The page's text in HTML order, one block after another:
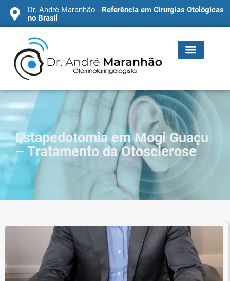
Dr. André Maranhão - Referência em Cirurgias Otológicas
no Brasil
Estapedotomia em Mogi Guaçu
– Tratamento da Otosclerose